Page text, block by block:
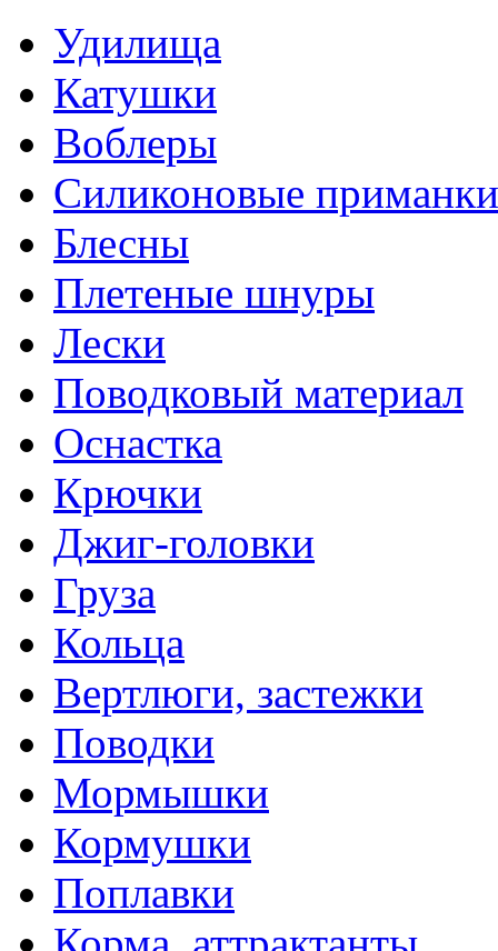
Удилища
Катушки
Воблеры
Силиконовые приманки
Блесны
Плетеные шнуры
Лески
Поводковый материал
Оснастка
Крючки
Джиг-головки
Груза
Кольца
Вертлюги, застежки
Поводки
Мормышки
Кормушки
Поплавки